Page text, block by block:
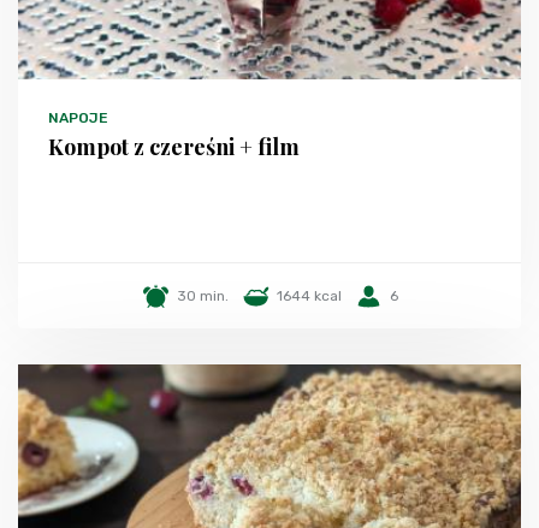
NAPOJE
Kompot z czereśni + film
30 min. 1644 kcal 6